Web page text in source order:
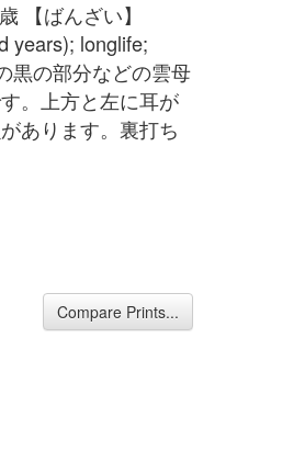
【ばんざい】
years); longlife;
黒の部分などの雲母
。上方と左に耳が
あります。裏打ち
Compare Prints...